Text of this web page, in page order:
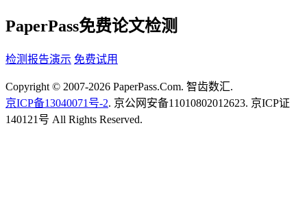
PaperPass免费论文检测
检测报告演示 免费试用
Copyright © 2007-2026 PaperPass.Com. 智齿数汇.
京ICP备13040071号-2. 京公网安备11010802012623. 京ICP证
140121号 All Rights Reserved.